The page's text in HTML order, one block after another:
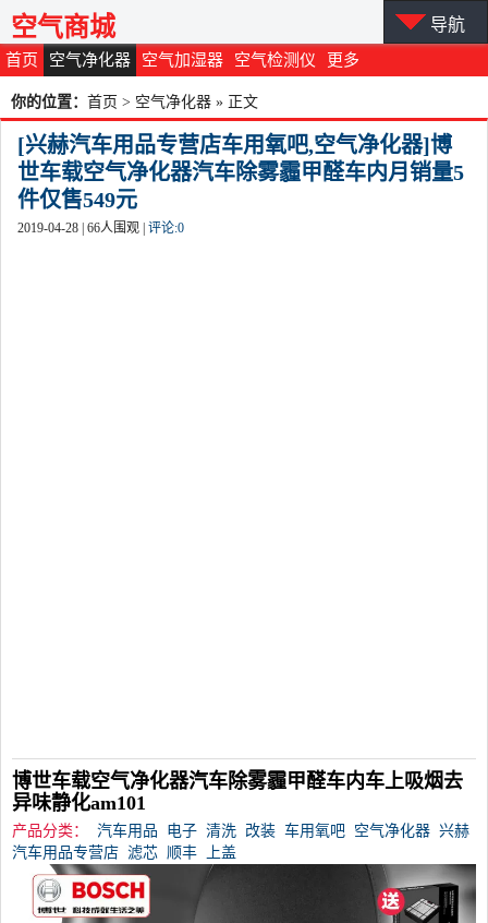
首页 空气净化器 空气加湿器 空气检测仪 更多
空气商城 导航
你的位置： 首页 > 空气净化器 » 正文
[兴赫汽车用品专营店车用氧吧,空气净化器]博
世车载空气净化器汽车除雾霾甲醛车内月销量5
件仅售549元
2019-04-28 | 66人围观 | 评论:0
博世车载空气净化器汽车除雾霾甲醛车内车上吸烟去
异味静化am101
产品分类： 汽车用品 电子 清洗 改装 车用氧吧 空气净化器 兴赫
汽车用品专营店 滤芯 顺丰 上盖